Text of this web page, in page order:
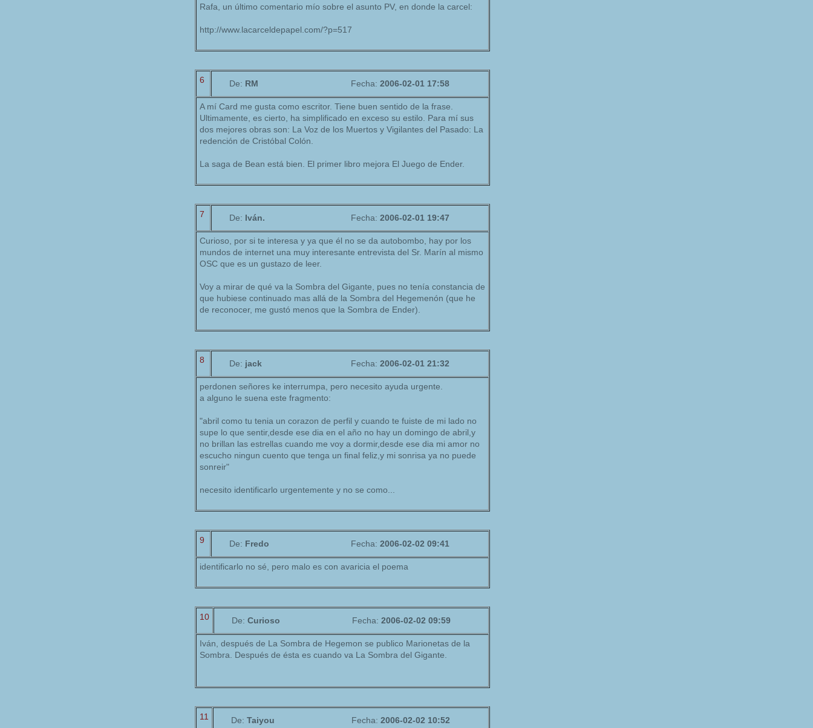
Rafa, un último comentario mío sobre el asunto PV, en donde la carcel:
http://www.lacarceldepapel.com/?p=517
6 De: RM Fecha: 2006-02-01 17:58
A mí Card me gusta como escritor. Tiene buen sentido de la frase.
Ultimamente, es cierto, ha simplificado en exceso su estilo. Para mí sus
dos mejores obras son: La Voz de los Muertos y Vigilantes del Pasado: La
redención de Cristóbal Colón.
La saga de Bean está bien. El primer libro mejora El Juego de Ender.
7 De: Iván. Fecha: 2006-02-01 19:47
Curioso, por si te interesa y ya que él no se da autobombo, hay por los
mundos de internet una muy interesante entrevista del Sr. Marín al mismo
OSC que es un gustazo de leer.
Voy a mirar de qué va la Sombra del Gigante, pues no tenía constancia de
que hubiese continuado mas allá de la Sombra del Hegemenón (que he
de reconocer, me gustó menos que la Sombra de Ender).
8 De: jack Fecha: 2006-02-01 21:32
perdonen señores ke interrumpa, pero necesito ayuda urgente.
a alguno le suena este fragmento:
"abril como tu tenia un corazon de perfil y cuando te fuiste de mi lado no
supe lo que sentir,desde ese dia en el año no hay un domingo de abril,y
no brillan las estrellas cuando me voy a dormir,desde ese dia mi amor no
escucho ningun cuento que tenga un final feliz,y mi sonrisa ya no puede
sonreir"
necesito identificarlo urgentemente y no se como...
9 De: Fredo Fecha: 2006-02-02 09:41
identificarlo no sé, pero malo es con avaricia el poema
10 De: Curioso Fecha: 2006-02-02 09:59
Iván, después de La Sombra de Hegemon se publico Marionetas de la
Sombra. Después de ésta es cuando va La Sombra del Gigante.
11 De: Taiyou Fecha: 2006-02-02 10:52